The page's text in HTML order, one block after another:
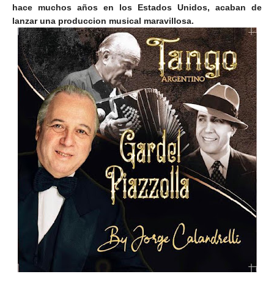
hace muchos años en los Estados Unidos, acaban de
lanzar una produccion musical maravillosa.